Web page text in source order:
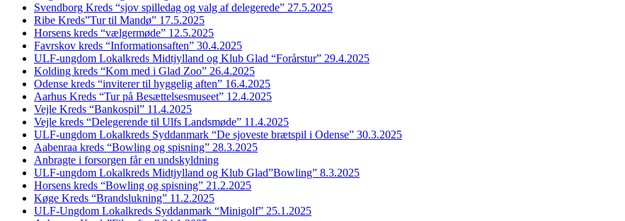
Svendborg Kreds “sjov spilledag og valg af delegerede” 27.5.2025
Ribe Kreds”Tur til Mandø” 17.5.2025
Horsens kreds “vælgermøde” 12.5.2025
Favrskov kreds “Informationsaften” 30.4.2025
ULF-ungdom Lokalkreds Midtjylland og Klub Glad “Forårstur” 29.4.2025
Kolding kreds “Kom med i Glad Zoo” 26.4.2025
Odense kreds “inviterer til hyggelig aften” 16.4.2025
Aarhus Kreds “Tur på Besættelsesmuseet” 12.4.2025
Vejle Kreds “Bankospil” 11.4.2025
Vejle kreds “Delegerende til Ulfs Landsmøde” 11.4.2025
ULF-ungdom Lokalkreds Syddanmark “De sjoveste brætspil i Odense” 30.3.2025
Aabenraa kreds “Bowling og spisning” 28.3.2025
Anbragte i forsorgen får en undskyldning
ULF-ungdom Lokalkreds Midtjylland og Klub Glad”Bowling” 8.3.2025
Horsens kreds “Bowling og spisning” 21.2.2025
Køge Kreds “Brandslukning” 11.2.2025
ULF-Ungdom Lokalkreds Syddanmark “Minigolf” 25.1.2025